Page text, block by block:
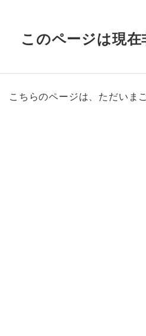
このページは現在
こちらのページは、ただいま